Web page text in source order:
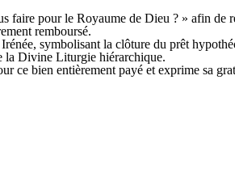
pour le Royaume de Dieu ? » afin de
remboursé.
symbolisant la clôture du prêt
la Divine Liturgie hiérarchique.
bien entièrement payé et exprime sa